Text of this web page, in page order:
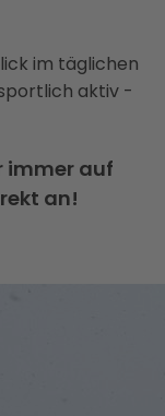
im täglichen
aktiv -
immer auf
an!